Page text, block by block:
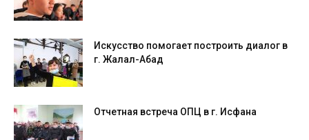
Искусство помогает построить диалог в
г. Жалал-Абад
Отчетная встреча ОПЦ в г. Исфана